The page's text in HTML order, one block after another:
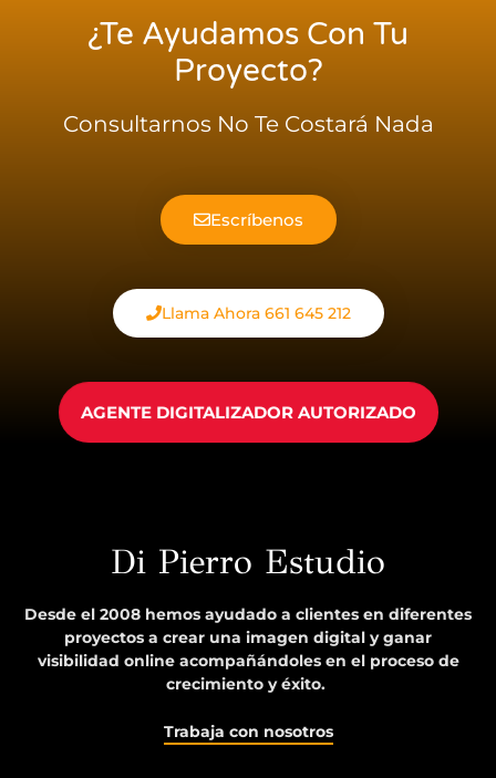
¿te Ayudamos Con Tu
Proyecto?
Consultarnos No Te Costará Nada
Escríbenos
Llama Ahora 661 645 212
AGENTE DIGITALIZADOR AUTORIZADO
Di Pierro Estudio
Desde el 2008 hemos ayudado a clientes en diferentes
proyectos a crear una imagen digital y ganar
visibilidad online acompañándoles en el proceso de
crecimiento y éxito.
Trabaja con nosotros